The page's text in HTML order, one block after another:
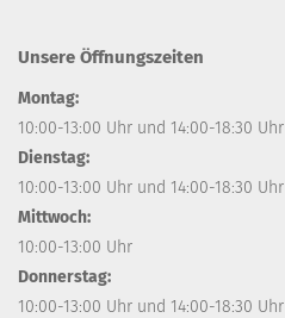
Unsere Öffnungszeiten
Montag:
10:00-13:00 Uhr und 14:00-18:30 Uhr
Dienstag:
10:00-13:00 Uhr und 14:00-18:30 Uhr
Mittwoch:
10:00-13:00 Uhr
Donnerstag:
10:00-13:00 Uhr und 14:00-18:30 Uhr